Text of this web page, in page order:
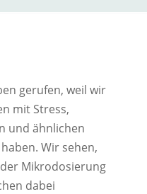
gerufen, weil wir
mit Stress,
und ähnlichen
Wir sehen,
Mikrodosierung
dabei